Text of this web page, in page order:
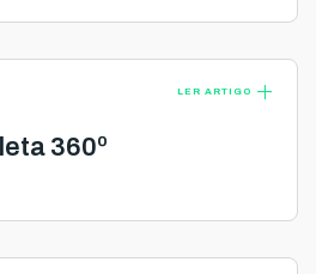
LER ARTIGO add
360º